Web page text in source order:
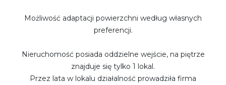
Możliwość adaptacji powierzchni według własnych
preferencji.
Nieruchomość posiada oddzielne wejście, na piętrze
znajduje się tylko 1 lokal.
Przez lata w lokalu działalność prowadziła firma